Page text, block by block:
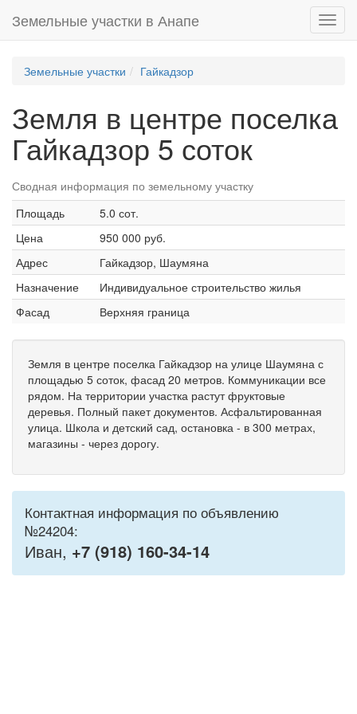
Земельные участки в Анапе
Земельные участки Гайкадзор
Земля в центре поселка
Гайкадзор 5 соток
Сводная информация по земельному участку
Площадь
5.0 сот.
Цена
950 000 руб.
Адрес
Гайкадзор, Шаумяна
Назначение
Индивидуальное строительство жилья
Фасад
Верхняя граница
Земля в центре поселка Гайкадзор на улице Шаумяна с
площадью 5 соток, фасад 20 метров. Коммуникации все
рядом. На территории участка растут фруктовые
деревья. Полный пакет документов. Асфальтированная
улица. Школа и детский сад, остановка - в 300 метрах,
магазины - через дорогу.
Контактная информация по объявлению
№24204:
Иван, +7 (918) 160-34-14